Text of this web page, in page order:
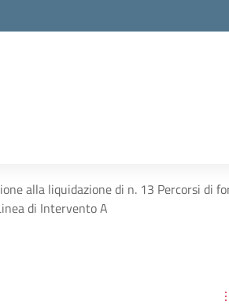
alla liquidazione di n. 13 Percorsi di
di Intervento A